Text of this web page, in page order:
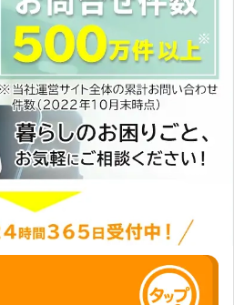
処するのではなく専門業者である弊社
にお任せを。 弊社「カーショップジ
ャスティス」に在籍するスタッフが乗
用車や大型トラック、それぞれに合っ
た電圧数で電力供給をおこない、問題
を解決いたします。 またバッテリー
の状態や容量を正確に見極め、バッテ
リーの劣化状況によってどれくらいの
期間走行可能なのか、バッテリーの交
換時期に関してのお話もさせていただ
きます 車のバッテリーのことで何か
ありましたら弊社までお気軽にご相談
ください。 ●24時間年中無休で対
応！レンタカー会社直営店のため代車
手配も可能 バッテリー上がりの原因
の多くが、室内灯やヘッドライトの消